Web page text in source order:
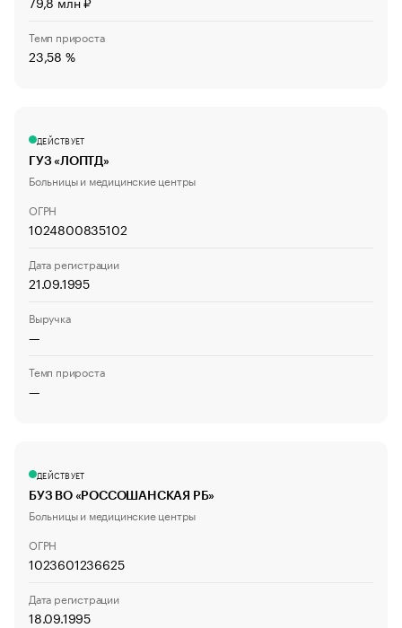
Темп прироста
23,58 %
ДЕЙСТВУЕТ
ГУЗ «ЛОПТД»
Больницы и медицинские центры
ОГРН
1024800835102
Дата регистрации
21.09.1995
Выручка
—
Темп прироста
—
ДЕЙСТВУЕТ
БУЗ ВО «РОССОШАНСКАЯ РБ»
Больницы и медицинские центры
ОГРН
1023601236625
Дата регистрации
18.09.1995